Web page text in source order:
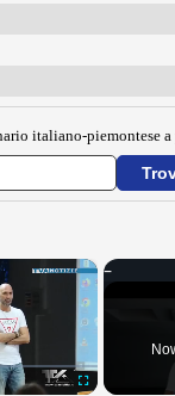
italiano-piemontese a
×